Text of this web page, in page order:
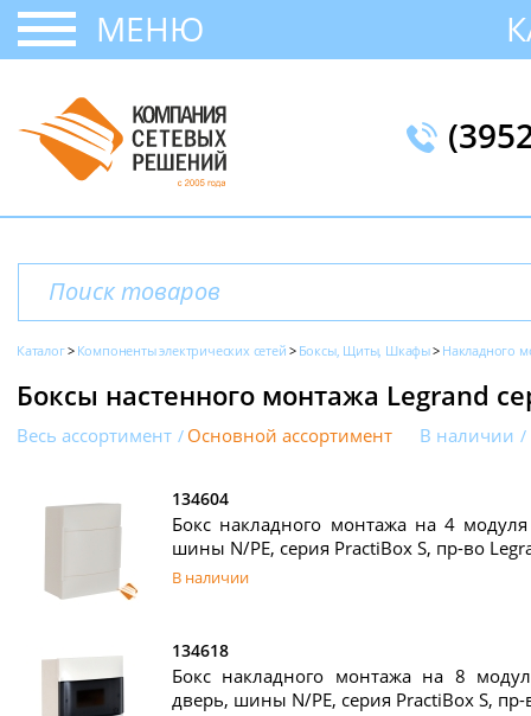
МЕНЮ
Каталог Компоненты электрических сетей Боксы, Щиты, Шкафы Накладного
Боксы настенного монтажа Legrand
Весь ассортимент Основной ассортимент В наличии
134604
Бокс накладного монтажа на 4
шины N/PE, серия PractiBox S, пр-во
В наличии
134618
Бокс накладного монтажа на 8
дверь, шины N/PE, серия PractiBox S, пр-